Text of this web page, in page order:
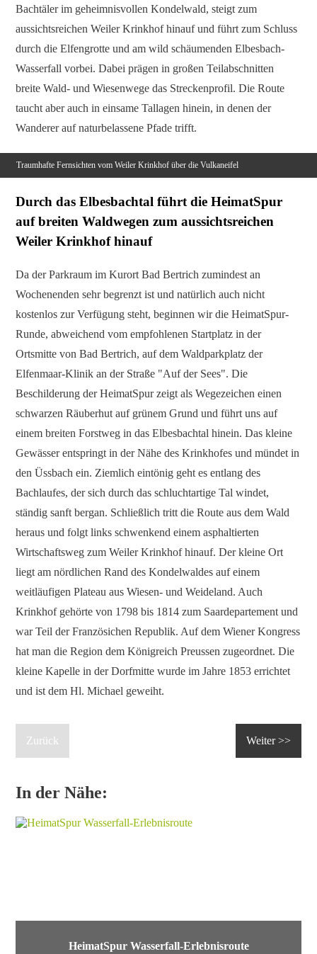
Bachtäler im geheimnisvollen Kondelwald, steigt zum
aussichtsreichen Weiler Krinkhof hinauf und führt zum Schluss
durch die Elfengrotte und am wild schäumenden Elbesbach-
Wasserfall vorbei. Dabei prägen in großen Teilabschnitten
breite Wald- und Wiesenwege das Streckenprofil. Die Route
taucht aber auch in einsame Tallagen hinein, in denen der
Wanderer auf naturbelassene Pfade trifft.
Traumhafte Fernsichten vom Weiler Krinkhof über die Vulkaneifel
Durch das Elbesbachtal führt die HeimatSpur
auf breiten Waldwegen zum aussichtsreichen
Weiler Krinkhof hinauf
Da der Parkraum im Kurort Bad Bertrich zumindest an
Wochenenden sehr begrenzt ist und natürlich auch nicht
kostenlos zur Verfügung steht, beginnen wir die HeimatSpur-
Runde, abweichend vom empfohlenen Startplatz in der
Ortsmitte von Bad Bertrich, auf dem Waldparkplatz der
Elfenmaar-Klinik an der Straße "Auf der Sees". Die
Beschilderung der HeimatSpur zeigt als Wegezeichen einen
schwarzen Räuberhut auf grünem Grund und führt uns auf
einem breiten Forstweg in das Elbesbachtal hinein. Das kleine
Gewässer entspringt in der Nähe des Krinkhofes und mündet in
den Üssbach ein. Ziemlich eintönig geht es entlang des
Bachlaufes, der sich durch das schluchtartige Tal windet,
ständig sanft bergan. Schließlich tritt die Route aus dem Wald
heraus und folgt links schwenkend einem asphaltierten
Wirtschaftsweg zum Weiler Krinkhof hinauf. Der kleine Ort
liegt am nördlichen Rand des Kondelwaldes auf einem
weitläufigen Plateau aus Wiesen- und Weideland. Auch
Krinkhof gehörte von 1798 bis 1814 zum Saardepartement und
war Teil der Französichen Republik. Auf dem Wiener Kongress
hat man die Region dem Königreich Preussen zugeordnet. Die
kleine Kapelle in der Dorfmitte wurde im Jahre 1853 errichtet
und ist dem Hl. Michael geweiht.
Zurück Weiter >>
In der Nähe:
HeimatSpur Wasserfall-Erlebnisroute